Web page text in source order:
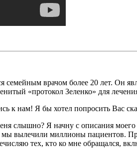
врачом более 20 лет. Он
«протокол Зеленко» для
к нам! Я бы хотел попросить Вас
слышно? Я начну с описания
мы вылечили миллионы
тех, кто ко мне обращался,